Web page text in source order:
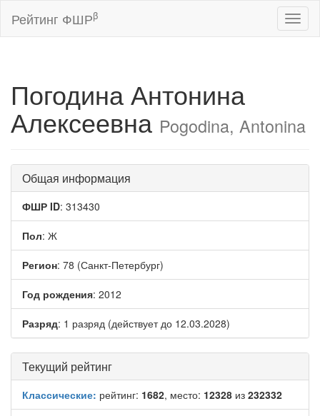
Рейтинг ФШРβ
Погодина Антонина
Алексеевна Pogodina, Antonina
Общая информация
ФШР ID: 313430
Пол: Ж
Регион: 78 (Санкт-Петербург)
Год рождения: 2012
Разряд: 1 разряд (действует до 12.03.2028)
Текущий рейтинг
Классические: рейтинг: 1682, место: 12328 из 232332